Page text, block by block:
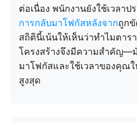
ต่อเนื่อง พนักงานยังใช้เวลาป
การกลับมาโฟกัสหลังจากถูก
สถิตินี้เน้นให้เห็นว่าทำไมตาร
โครงสร้างจึงมีความสำคัญ
มาโฟกัสและใช้เวลาของคุณ
สูงสุด